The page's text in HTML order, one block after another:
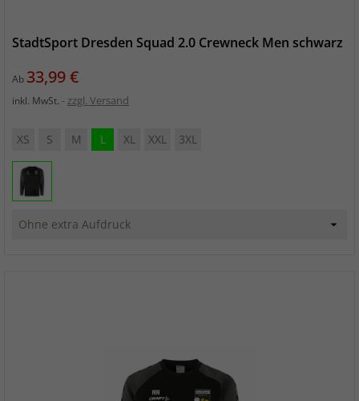
StadtSport Dresden Squad 2.0 Crewneck Men schwarz
Ab Preis
33,99 €
inkl. MwSt. zzgl. Versand
XS S M L XL XXL 3XL